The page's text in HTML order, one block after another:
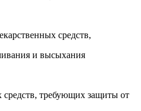
средств,
и высыхания
средств, требующих защиты от